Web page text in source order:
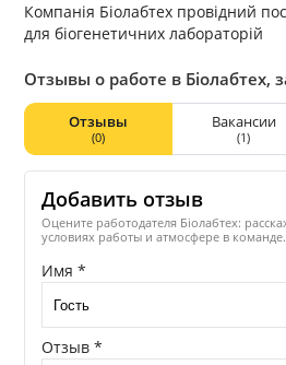
Компанія Біолабтех провідний
для біогенетичних лабораторій
Отзывы о работе в Біолабтех,
Отзывы
(0)
Вакансии
(1)
Добавить отзыв
Оцените работодателя Біолабтех:
условиях работы и атмосфере в команде.
Имя *
Отзыв *